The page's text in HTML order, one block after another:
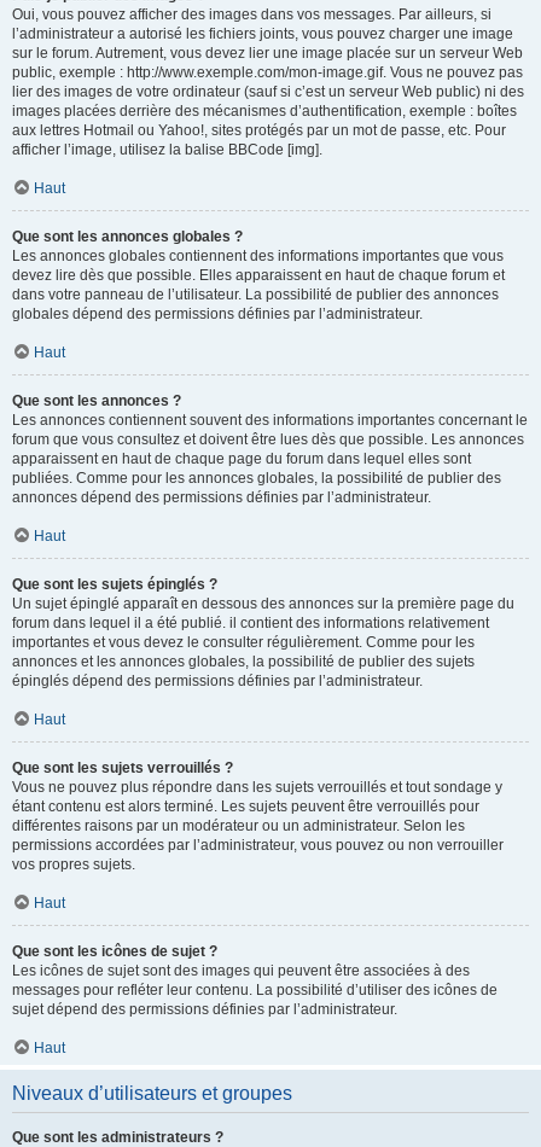
Oui, vous pouvez afficher des images dans vos messages. Par ailleurs, si
l’administrateur a autorisé les fichiers joints, vous pouvez charger une image
sur le forum. Autrement, vous devez lier une image placée sur un serveur Web
public, exemple : http://www.exemple.com/mon-image.gif. Vous ne pouvez pas
lier des images de votre ordinateur (sauf si c’est un serveur Web public) ni des
images placées derrière des mécanismes d’authentification, exemple : boîtes
aux lettres Hotmail ou Yahoo!, sites protégés par un mot de passe, etc. Pour
afficher l’image, utilisez la balise BBCode [img].
Haut
Que sont les annonces globales ?
Les annonces globales contiennent des informations importantes que vous
devez lire dès que possible. Elles apparaissent en haut de chaque forum et
dans votre panneau de l’utilisateur. La possibilité de publier des annonces
globales dépend des permissions définies par l’administrateur.
Haut
Que sont les annonces ?
Les annonces contiennent souvent des informations importantes concernant le
forum que vous consultez et doivent être lues dès que possible. Les annonces
apparaissent en haut de chaque page du forum dans lequel elles sont
publiées. Comme pour les annonces globales, la possibilité de publier des
annonces dépend des permissions définies par l’administrateur.
Haut
Que sont les sujets épinglés ?
Un sujet épinglé apparaît en dessous des annonces sur la première page du
forum dans lequel il a été publié. il contient des informations relativement
importantes et vous devez le consulter régulièrement. Comme pour les
annonces et les annonces globales, la possibilité de publier des sujets
épinglés dépend des permissions définies par l’administrateur.
Haut
Que sont les sujets verrouillés ?
Vous ne pouvez plus répondre dans les sujets verrouillés et tout sondage y
étant contenu est alors terminé. Les sujets peuvent être verrouillés pour
différentes raisons par un modérateur ou un administrateur. Selon les
permissions accordées par l’administrateur, vous pouvez ou non verrouiller
vos propres sujets.
Haut
Que sont les icônes de sujet ?
Les icônes de sujet sont des images qui peuvent être associées à des
messages pour refléter leur contenu. La possibilité d’utiliser des icônes de
sujet dépend des permissions définies par l’administrateur.
Haut
Niveaux d’utilisateurs et groupes
Que sont les administrateurs ?